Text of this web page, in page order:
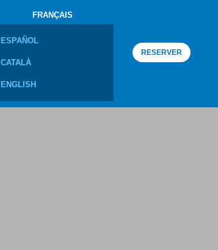
FRANÇAIS
ESPAÑOL
CATALÀ
ENGLISH
RESERVER